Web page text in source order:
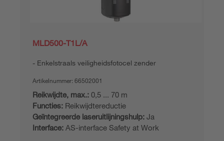
MLD500-T1L/A
Enkelstraals veiligheidsfotocel zender
Artikelnummer: 66502001
Reikwijdte, max.: 0,5 ... 70 m
Functies: Reikwijdtereductie
Geïntegreerde laseruitlijningshulp: Ja
Interface: AS-interface Safety at Work